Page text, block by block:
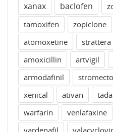
xanax
baclofen
tamoxifen
zopiclone
atomoxetine
strattera
amoxicillin
artvigil
armodafinil
xenical
ativan
warfarin
venlafaxine
vardenafil
valacyclovir